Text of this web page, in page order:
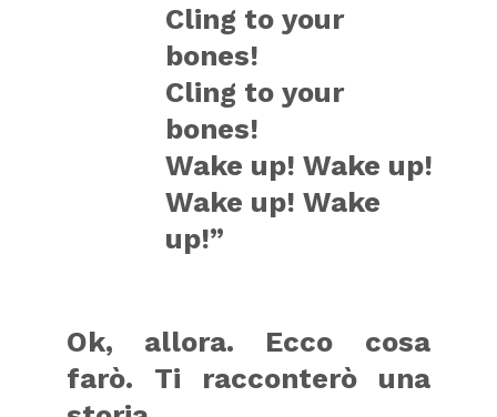
Cling to your
bones!
Cling to your
bones!
Wake up! Wake up!
Wake up! Wake
up!”
Ok, allora. Ecco cosa
farò. Ti racconterò una